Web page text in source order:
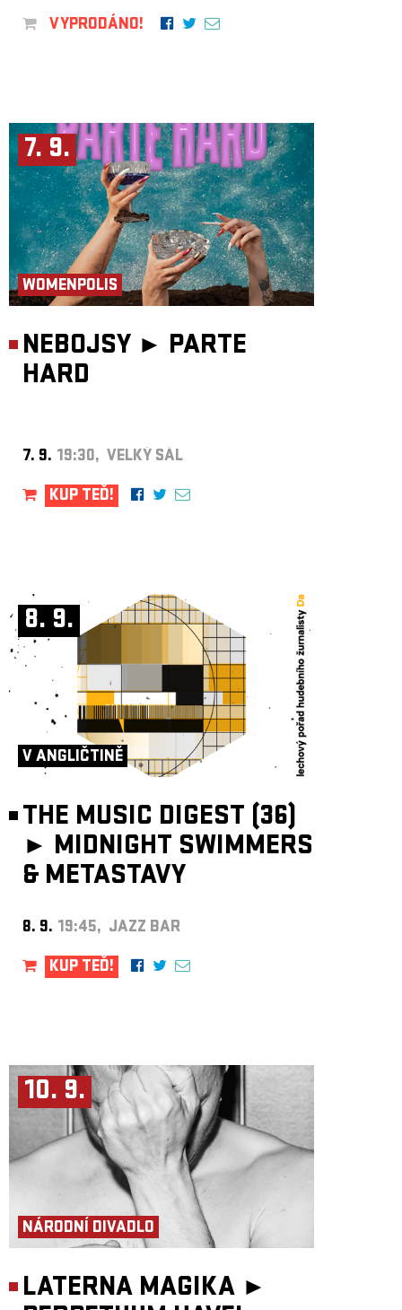
VYPRODÁNO!
7. 9.
WOMENPOLIS
NEBOJSY ► PARTE
HARD
7. 9. 19:30, VELKÝ SÁL
KUP TEĎ!
8. 9.
V ANGLIČTINĚ
THE MUSIC DIGEST (36)
► MIDNIGHT SWIMMERS
& METASTAVY
8. 9. 19:45, JAZZ BAR
KUP TEĎ!
10. 9.
NÁRODNÍ DIVADLO
LATERNA MAGIKA ►